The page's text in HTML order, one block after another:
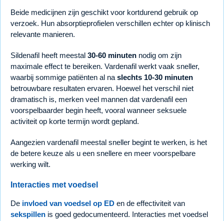
Beide medicijnen zijn geschikt voor kortdurend gebruik op
verzoek. Hun absorptieprofielen verschillen echter op klinisch
relevante manieren.
Sildenafil heeft meestal 30-60 minuten nodig om zijn
maximale effect te bereiken. Vardenafil werkt vaak sneller,
waarbij sommige patiënten al naslechts 10-30 minuten
betrouwbare resultaten ervaren. Hoewel het verschil niet
dramatisch is, merken veel mannen dat vardenafil een
voorspelbaarder begin heeft, vooral wanneer seksuele
activiteit op korte termijn wordt gepland.
Aangezien vardenafil meestal sneller begint te werken, is het
de betere keuze als u een snellere en meer voorspelbare
werking wilt.
Interacties met voedsel
De invloed van voedsel op ED en de effectiviteit van
sekspillen is goed gedocumenteerd. Interacties met voedsel